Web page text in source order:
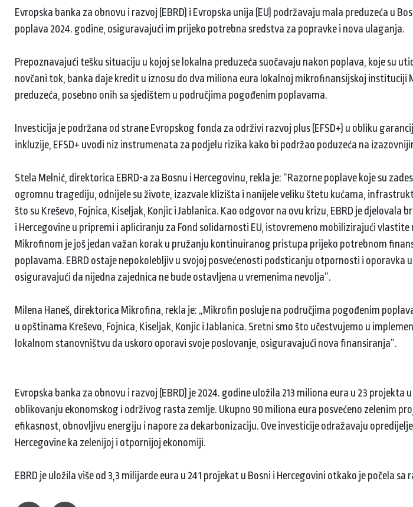
Evropska banka za obnovu i razvoj (EBRD) i Evropska unija (EU) podržavaju mala preduzeća u
poplava 2024. godine, osiguravajući im prijeko potrebna sredstva za popravke i nova ulaganja.
Prepoznavajući tešku situaciju u kojoj se lokalna preduzeća suočavaju nakon poplava, koje su
novčani tok, banka daje kredit u iznosu do dva miliona eura lokalnoj mikrofinansijskoj instituciji
preduzeća, posebno onih sa sjedištem u područjima pogođenim poplavama.
Investicija je podržana od strane Evropskog fonda za održivi razvoj plus (EFSD+) u obliku
inkluzije, EFSD+ uvodi niz instrumenata za podjelu rizika kako bi podržao poduzeća na
Stela Melnić, direktorica EBRD-a za Bosnu i Hercegovinu, rekla je: “Razorne poplave koje su
ogromnu tragediju, odnijele su živote, izazvale klizišta i nanijele veliku štetu kućama,
što su Kreševo, Fojnica, Kiseljak, Konjic i Jablanica. Kao odgovor na ovu krizu, EBRD je djelovala
i Hercegovine u pripremi i apliciranju za Fond solidarnosti EU, istovremeno mobilizirajući
Mikrofinom je još jedan važan korak u pružanju kontinuiranog pristupa prijeko potrebnom
poplavama. EBRD ostaje nepokolebljiv u svojoj posvećenosti podsticanju otpornosti i oporavka
osiguravajući da nijedna zajednica ne bude ostavljena u vremenima nevolja”.
Milena Haneš, direktorica Mikrofina, rekla je: „Mikrofin posluje na područjima pogođenim
u opštinama Kreševo, Fojnica, Kiseljak, Konjic i Jablanica. Sretni smo što učestvujemo u
lokalnom stanovništvu da uskoro oporavi svoje poslovanje, osiguravajući nova finansiranja”.
Evropska banka za obnovu i razvoj (EBRD) je 2024. godine uložila 213 miliona eura u 23 projekta
oblikovanju ekonomskog i održivog rasta zemlje. Ukupno 90 miliona eura posvećeno zelenim
efikasnost, obnovljivu energiju i napore za dekarbonizaciju. Ove investicije odražavaju
Hercegovine ka zelenijoj i otpornijoj ekonomiji.
EBRD je uložila više od 3,3 milijarde eura u 241 projekat u Bosni i Hercegovini otkako je počela sa